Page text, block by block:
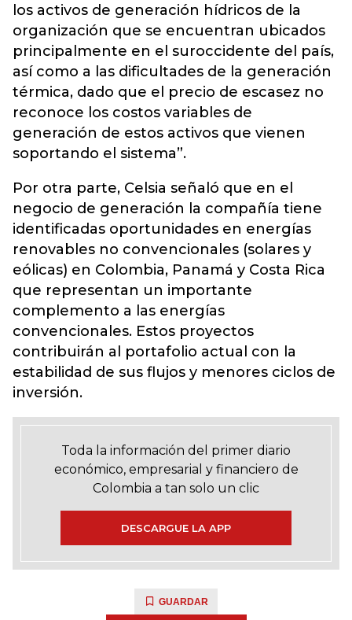
los activos de generación hídricos de la
organización que se encuentran ubicados
principalmente en el suroccidente del país,
así como a las dificultades de la generación
térmica, dado que el precio de escasez no
reconoce los costos variables de
generación de estos activos que vienen
soportando el sistema”.
Por otra parte, Celsia señaló que en el
negocio de generación la compañía tiene
identificadas oportunidades en energías
renovables no convencionales (solares y
eólicas) en Colombia, Panamá y Costa Rica
que representan un importante
complemento a las energías
convencionales. Estos proyectos
contribuirán al portafolio actual con la
estabilidad de sus flujos y menores ciclos de
inversión.
Toda la información del primer diario
económico, empresarial y financiero de
Colombia a tan solo un clic
DESCARGUE LA APP
GUARDAR